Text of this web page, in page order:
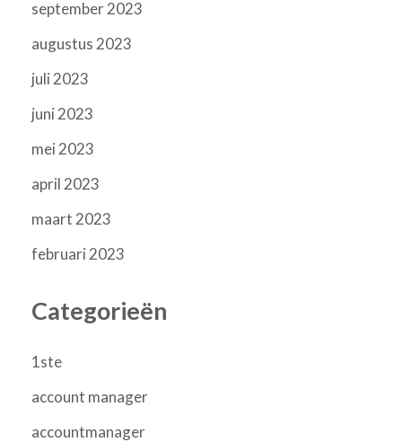
september 2023
augustus 2023
juli 2023
juni 2023
mei 2023
april 2023
maart 2023
februari 2023
Categorieën
1ste
account manager
accountmanager